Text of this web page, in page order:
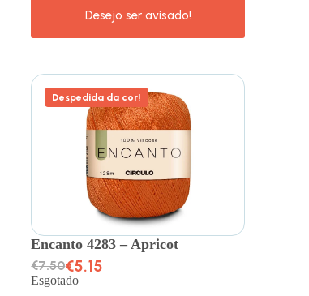
Despedida da cor!
Encanto 4283 – Apricot
€7.50€5.15
Esgotado